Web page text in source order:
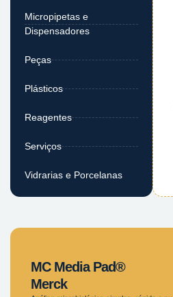
Micropipetas e
Dispensadores
Peças
Plásticos
Reagentes
Serviços
Vidrarias e Porcelanas
MC Media Pad®
Merck